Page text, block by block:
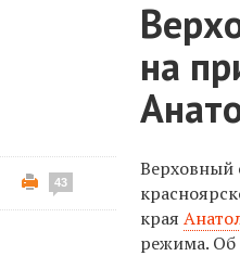
на
43
Верховный
края
режима. Об